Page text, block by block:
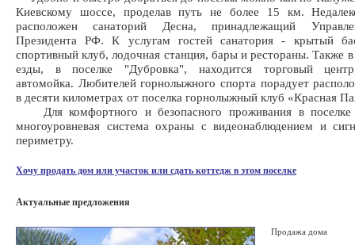
Киевскому шоссе, проделав путь не более 15 км.
расположен санаторий Десна, принадлежащий
Президента РФ. К услугам гостей санатория - крытый
спортивный клуб, лодочная станция, бары и рестораны. Также
езды, в поселке "Дубровка", находится торговый
автомойка. Любителей горнолыжного спорта порадует
в десяти километрах от поселка горнолыжный клуб «Красная
Для комфортного и безопасного проживания в поселке
многоуровневая система охраны с видеонаблюдением и
периметру.
Хочу продать дом или участок или сдать коттедж в этом поселке
Актуальные предложения
Продажа дома